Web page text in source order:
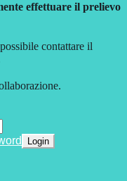
effettuare il prelievo
contattare il